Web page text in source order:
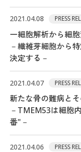
2021.04.08 PRESS
一細胞解析から細
－繊維芽細胞から
決定する－
2021.04.07 PRESS
新たな骨の難病と
－TMEM53は細胞
番"－
2021.04.06 PRESS